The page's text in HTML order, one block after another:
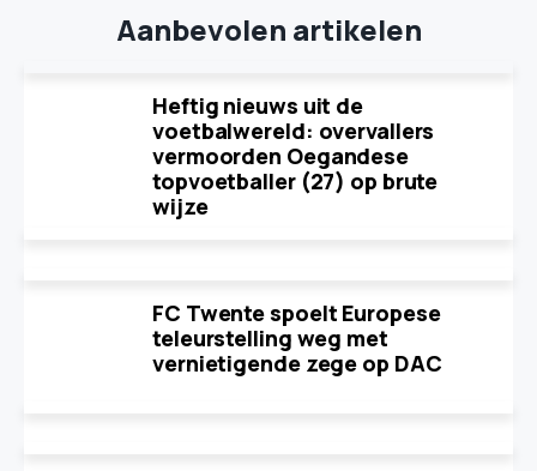
Aanbevolen artikelen
Heftig nieuws uit de
voetbalwereld: overvallers
vermoorden Oegandese
topvoetballer (27) op brute
wijze
FC Twente spoelt Europese
teleurstelling weg met
vernietigende zege op DAC